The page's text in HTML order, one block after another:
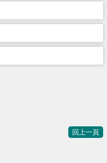
回上一頁